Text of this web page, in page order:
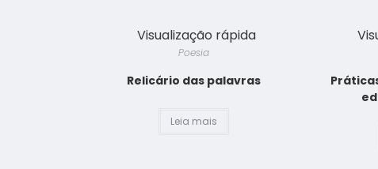
Visualização rápida
Poesia
Relicário das palavras
Leia mais